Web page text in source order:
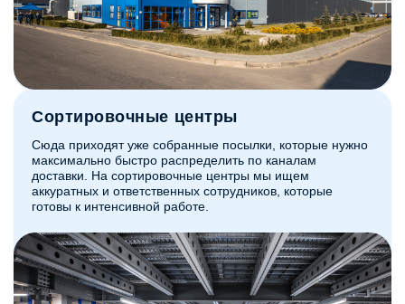
Сортировочные центры
Сюда приходят уже собранные посылки, которые нужно
максимально быстро распределить по каналам
доставки. На сортировочные центры мы ищем
аккуратных и ответственных сотрудников, которые
готовы к интенсивной работе.